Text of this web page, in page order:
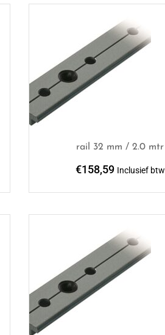
rail 32 mm / 2.0 mtr
€158,59 Inclusief btw